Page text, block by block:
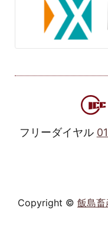
フリーダイヤル
Copyright © 飯島畜